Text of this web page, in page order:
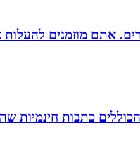
אתם מוזמנים
כתבות חינמיות